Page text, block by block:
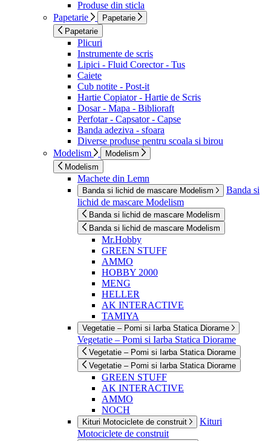
Produse din sticla
Papetarie
Papetarie
Papetarie
Plicuri
Instrumente de scris
Lipici - Fluid Corector - Tus
Caiete
Cub notite - Post-it
Hartie Copiator - Hartie de Scris
Dosar - Mapa - Biblioraft
Perfotar - Capsator - Capse
Banda adeziva - sfoara
Diverse produse pentru scoala si birou
Modelism
Modelism
Modelism
Machete din Lemn
Banda si lichid de mascare Modelism
Banda si
lichid de mascare Modelism
Banda si lichid de mascare Modelism
Banda si lichid de mascare Modelism
Mr.Hobby
GREEN STUFF
AMMO
HOBBY 2000
MENG
HELLER
AK INTERACTIVE
TAMIYA
Vegetatie – Pomi si Iarba Statica Diorame
Vegetatie – Pomi si Iarba Statica Diorame
Vegetatie – Pomi si Iarba Statica Diorame
Vegetatie – Pomi si Iarba Statica Diorame
GREEN STUFF
AK INTERACTIVE
AMMO
NOCH
Kituri Motociclete de construit
Kituri
Motociclete de construit